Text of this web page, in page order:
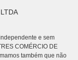
e sem
COMÉRCIO DE
também que não